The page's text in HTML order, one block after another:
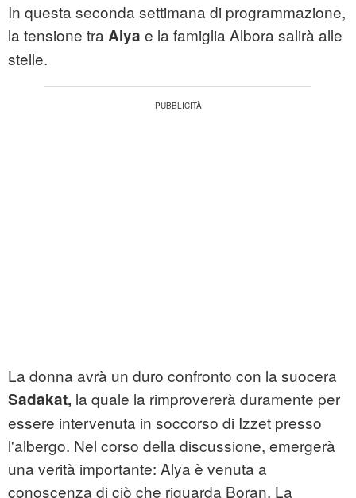
In questa seconda settimana di programmazione,
la tensione tra Alya e la famiglia Albora salirà alle
stelle.
La donna avrà un duro confronto con la suocera
Sadakat, la quale la rimprovererà duramente per
essere intervenuta in soccorso di Izzet presso
l'albergo. Nel corso della discussione, emergerà
una verità importante: Alya è venuta a
conoscenza di ciò che riguarda Boran. La